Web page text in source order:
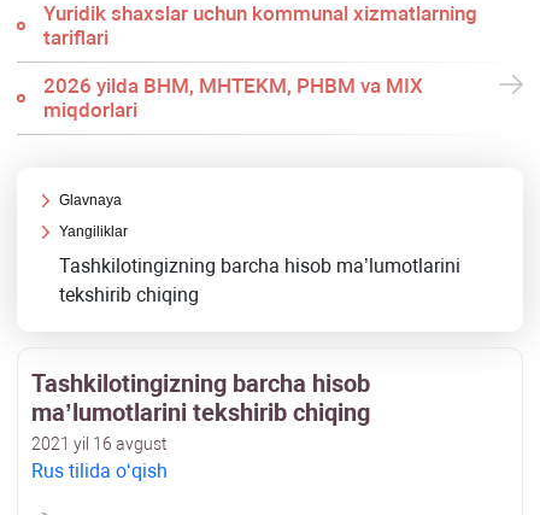
Yuridik shaхslar uchun kommunal хizmatlarning
tariflari
2026 yilda BHM, MHTEKM, PHBM va MIX
miqdorlari
Glavnaya
Yangiliklar
Tashkilotingizning barcha hisob ma’lumotlarini
tekshirib chiqing
Tashkilotingizning barcha hisob
ma’lumotlarini tekshirib chiqing
2021 yil 16 avgust
Rus tilida oʻqish